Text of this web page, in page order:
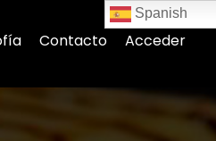
Contacto Acceder
Spanish